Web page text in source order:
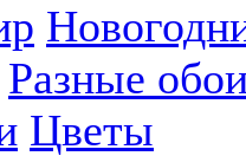
Разные
Цветы